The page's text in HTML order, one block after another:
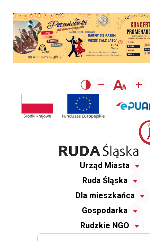
Urząd Miasta
Ruda Śląska
Dla mieszkańca
Gospodarka
Rudzkie NGO